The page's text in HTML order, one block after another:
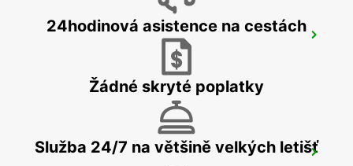
SAO JORGE CITY
24hodinová asistence na cestách
Žádné skryté poplatky
Služba 24/7 na většině velkých letišť